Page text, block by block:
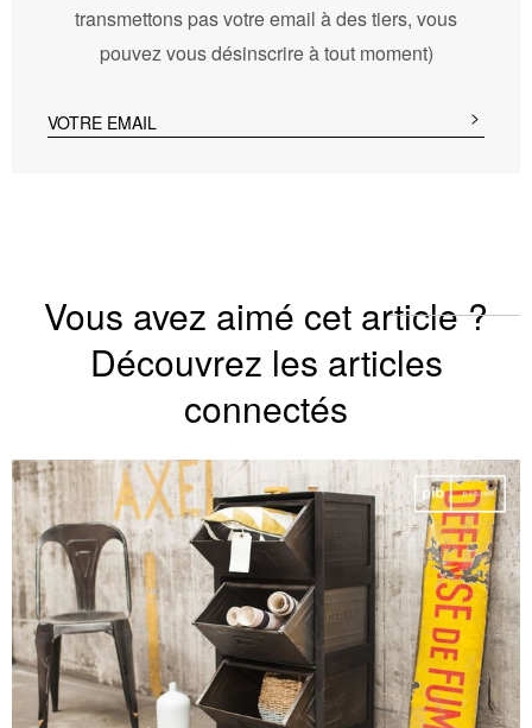
transmettons pas votre email à des tiers, vous
pouvez vous désinscrire à tout moment)
Vous avez aimé cet article ?
Découvrez les articles
connectés